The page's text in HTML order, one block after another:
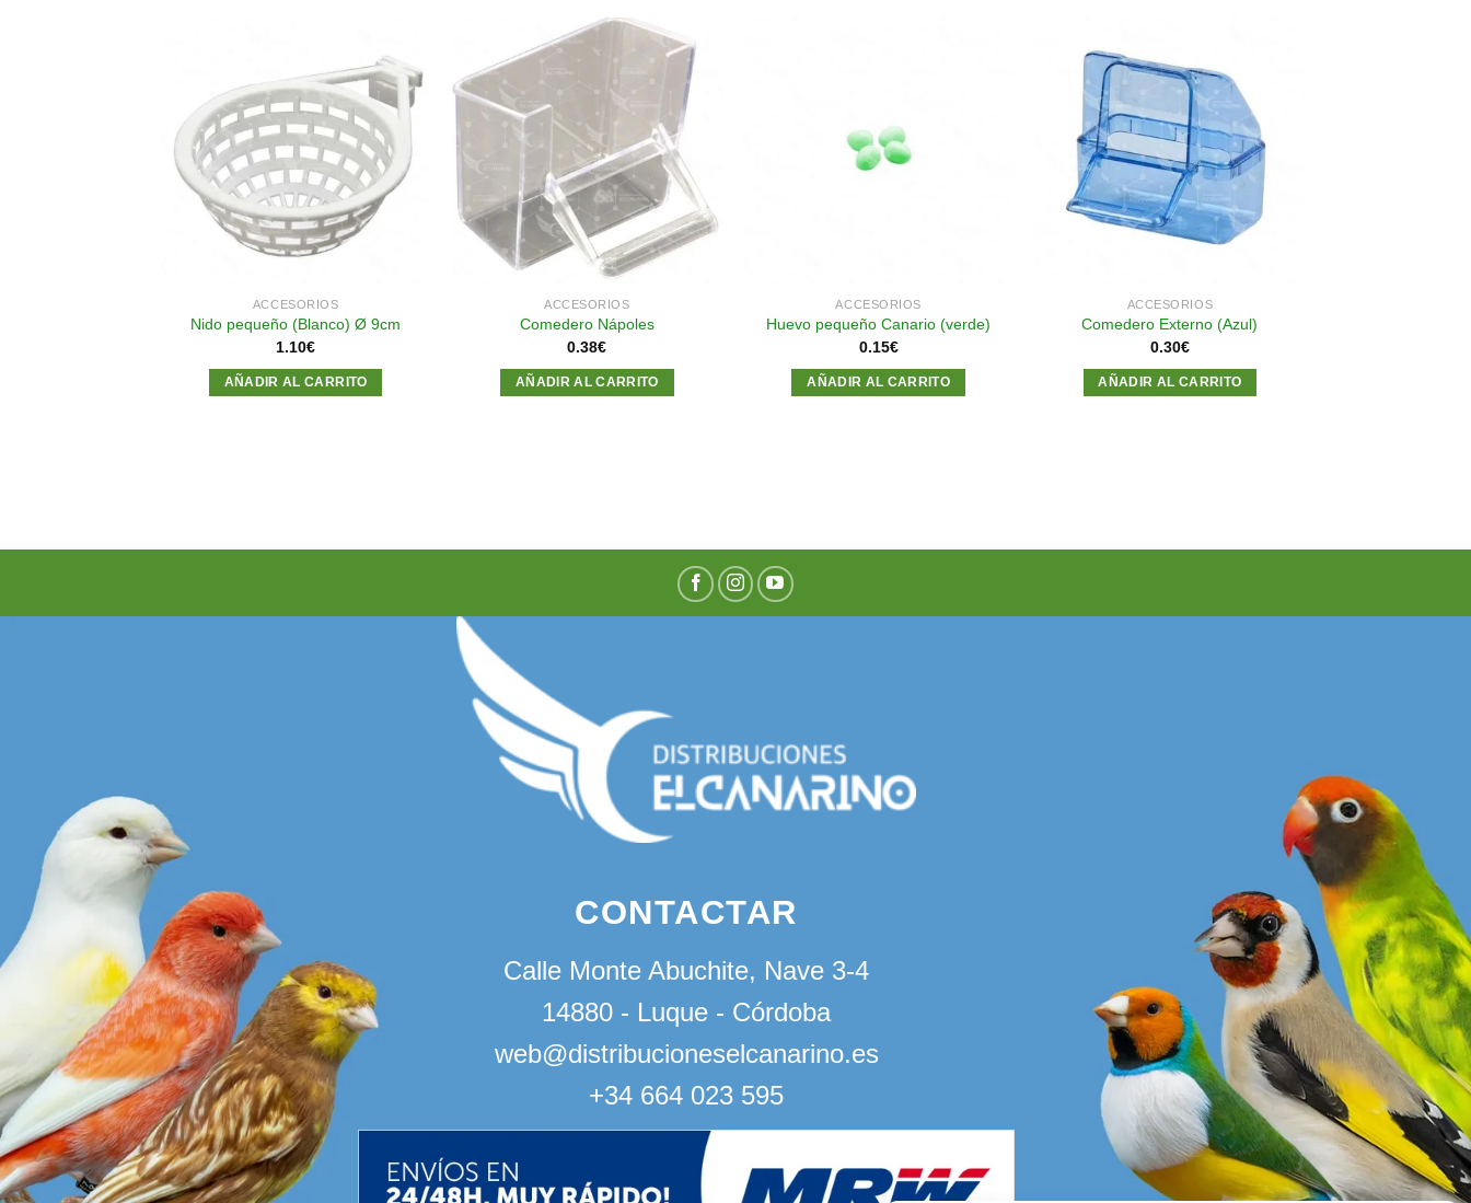
Añadir
a la
lista de
deseos
ACCESORIOS
Nido pequeño (Blanco) Ø 9cm
1.10€
AÑADIR AL CARRITO
Añadir
a la
lista de
deseos
ACCESORIOS
Comedero Nápoles
0.38€
AÑADIR AL CARRITO
ACCESORIOS
Huevo pequeño Canario (verde)
0.15€
AÑADIR AL CARRITO
Añadir
a la
lista de
deseos
ACCESORIOS
Comedero Externo (Azul)
0.30€
AÑADIR AL CARRITO
CONTACTAR
Calle Monte Abuchite, Nave 3-4
14880 - Luque - Córdoba
web@distribucioneselcanarino.es
+34 664 023 595